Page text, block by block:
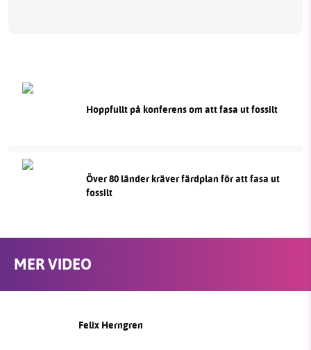
Hoppfullt på konferens om att fasa ut fossilt
Över 80 länder kräver färdplan för att fasa ut
fossilt
MER VIDEO
Felix Herngren